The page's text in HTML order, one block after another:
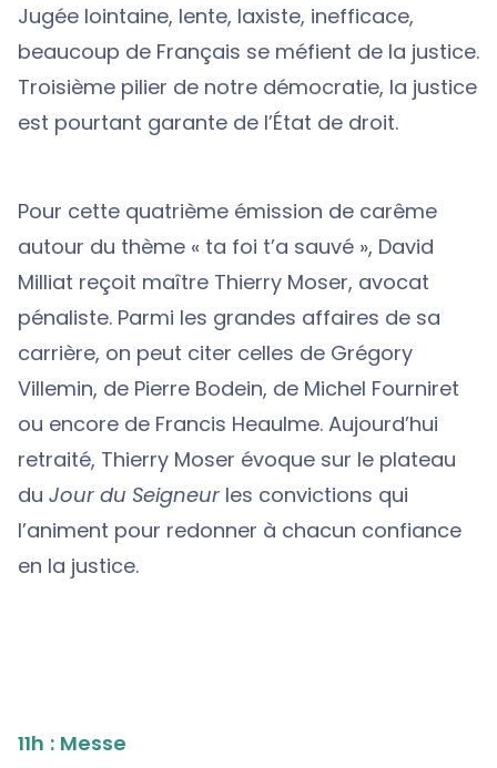
Jugée lointaine, lente, laxiste, inefficace,
beaucoup de Français se méfient de la justice.
Troisième pilier de notre démocratie, la justice
est pourtant garante de l’État de droit.
Pour cette quatrième émission de carême
autour du thème « ta foi t’a sauvé », David
Milliat reçoit maître Thierry Moser, avocat
pénaliste. Parmi les grandes affaires de sa
carrière, on peut citer celles de Grégory
Villemin, de Pierre Bodein, de Michel Fourniret
ou encore de Francis Heaulme. Aujourd’hui
retraité, Thierry Moser évoque sur le plateau
du Jour du Seigneur les convictions qui
l’animent pour redonner à chacun confiance
en la justice.
11h : Messe